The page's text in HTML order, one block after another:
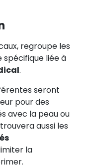
regroupe les
liée à
.
seront
pour des
avec la peau ou
aussi les
la